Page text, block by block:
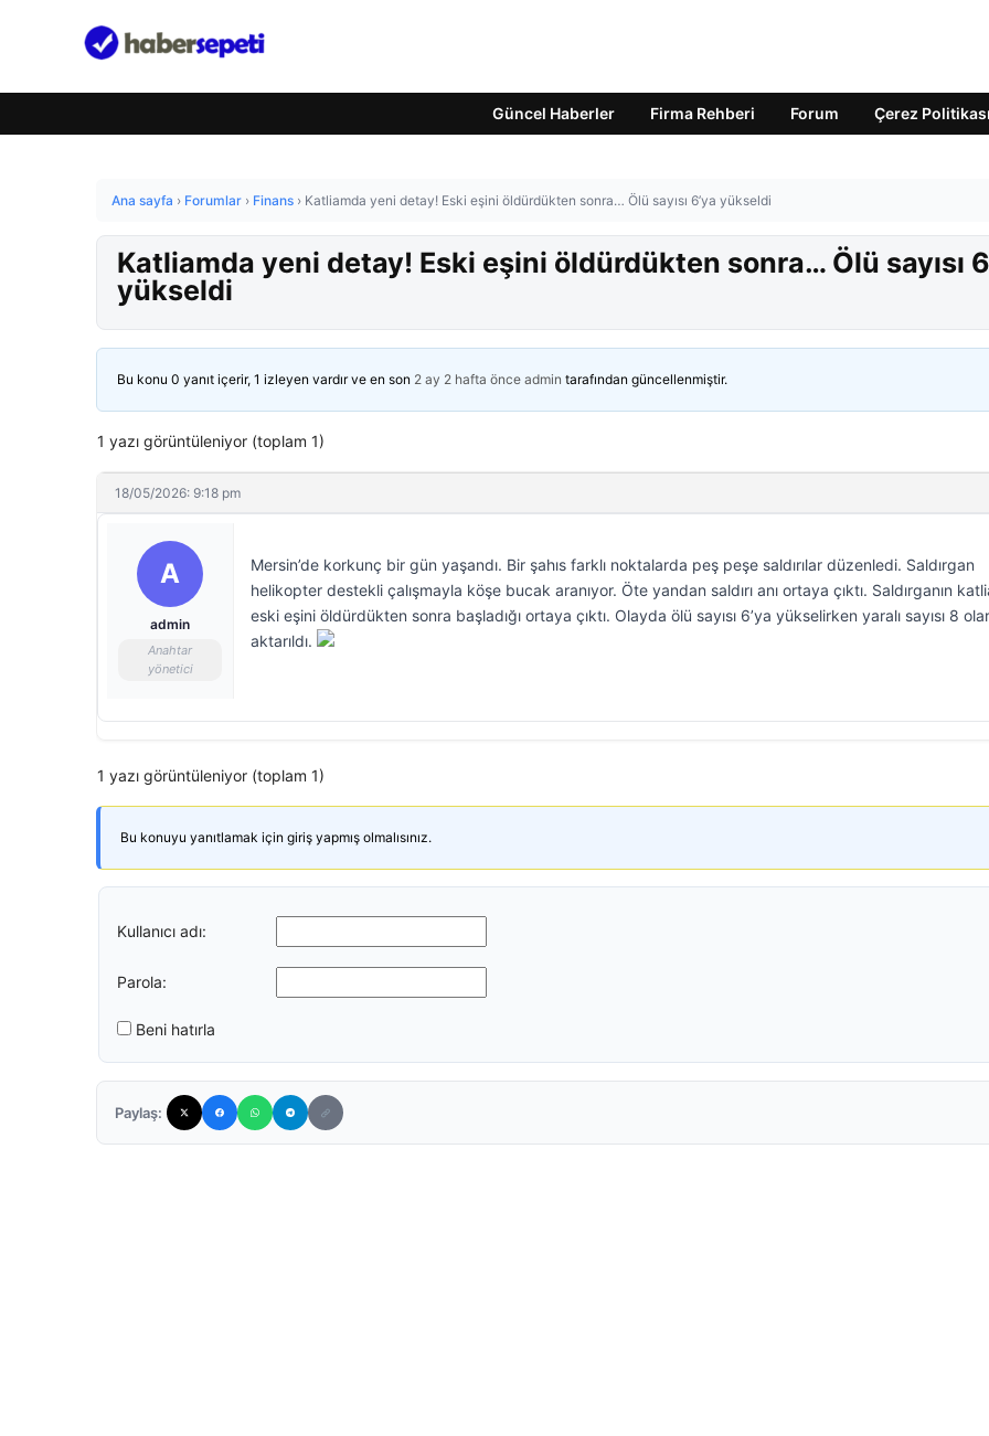
Güncel Haberler Firma Rehberi Forum Çerez Politikası
Ana sayfa › Forumlar › Finans › Katliamda yeni detay! Eski eşini öldürdükten sonra… Ölü sayısı 6’ya yükseldi
Katliamda yeni detay! Eski eşini öldürdükten sonra… Ölü sayısı
yükseldi
Bu konu 0 yanıt içerir, 1 izleyen vardır ve en son 2 ay 2 hafta önce admin tarafından güncellenmiştir.
1 yazı görüntüleniyor (toplam 1)
18/05/2026: 9:18 pm
A
admin
Anahtar
yönetici
Mersin’de korkunç bir gün yaşandı. Bir şahıs farklı noktalarda peş peşe saldırılar düzenledi. Saldırgan
helikopter destekli çalışmayla köşe bucak aranıyor. Öte yandan saldırı anı ortaya çıktı. Saldırganın
eski eşini öldürdükten sonra başladığı ortaya çıktı. Olayda ölü sayısı 6’ya yükselirken yaralı sayısı 8
aktarıldı.
1 yazı görüntüleniyor (toplam 1)
Bu konuyu yanıtlamak için giriş yapmış olmalısınız.
Kullanıcı adı:
Parola:
Beni hatırla
Paylaş: